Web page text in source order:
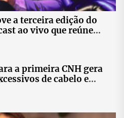
a terceira edição do
ao vivo que reúne
saúde mental e
a primeira CNH gera
de cabelo e